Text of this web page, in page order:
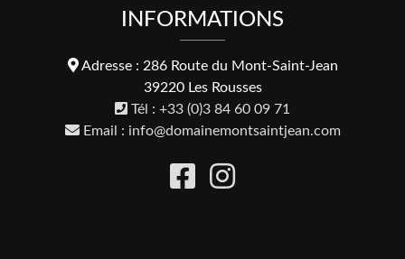
INFORMATIONS
Adresse : 286 Route du Mont-Saint-Jean
39220 Les Rousses
Tél : +33 (0)3 84 60 09 71
Email : info@domainemontsaintjean.com